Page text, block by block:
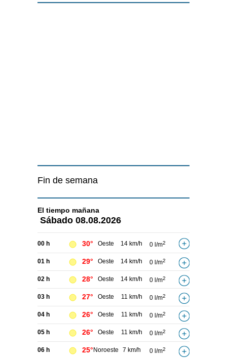
Fin de semana
El tiempo mañana
Sábado 08.08.2026
00 h 30° Oeste 14 km/h 0 l/m2
01 h 29° Oeste 14 km/h 0 l/m2
02 h 28° Oeste 14 km/h 0 l/m2
03 h 27° Oeste 11 km/h 0 l/m2
04 h 26° Oeste 11 km/h 0 l/m2
05 h 26° Oeste 11 km/h 0 l/m2
06 h 25° Noroeste 7 km/h 0 l/m2